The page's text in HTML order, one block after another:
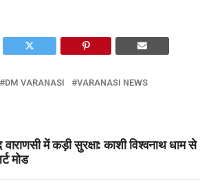
DM VARANASI
VARANASI NEWS
वाराणसी में कड़ी सुरक्षा: काशी विश्वनाथ धाम से
मोड